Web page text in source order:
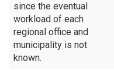
since the eventual
workload of each
regional office and
municipality is not
known.